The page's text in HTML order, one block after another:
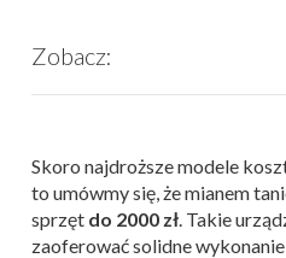
Zobacz:
Skoro najdroższe modele
to umówmy się, że mianem
sprzęt do 2000 zł . Takie
zaoferować solidne